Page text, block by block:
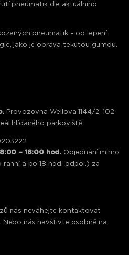
pneumatik dle aktuálního
pneumatik – od lepení
jako je oprava tekutou gumou.
Provozovna Weilova 1144/2, 102
hlídaného parkoviště
– 18:00 hod. Objednání mimo
a po 18 hod. odpol.) za
nás neváhejte kontaktovat
nás navštivte osobně na